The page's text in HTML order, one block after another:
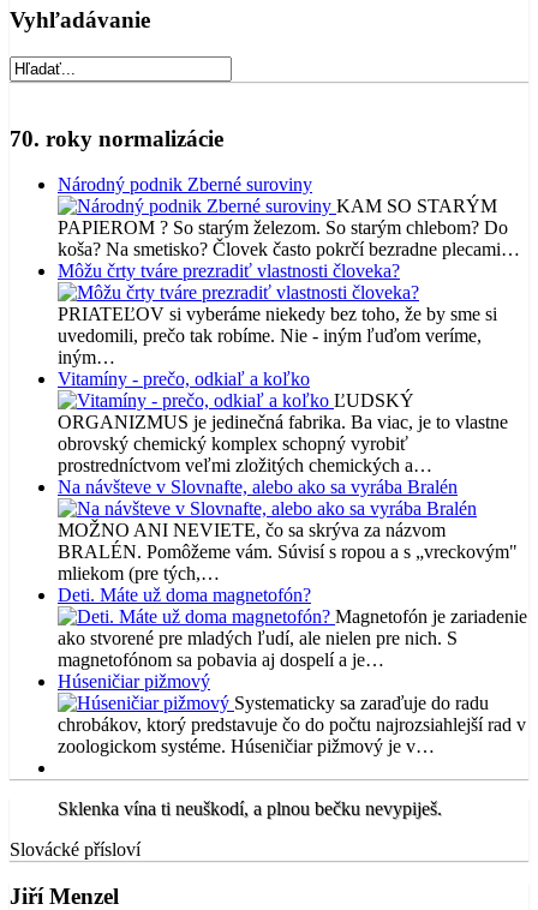
Vyhľadávanie
70. roky normalizácie
Národný podnik Zberné suroviny
KAM SO STARÝM
PAPIEROM ? So starým železom. So starým chlebom? Do
koša? Na smetisko? Človek často pokrčí bezradne plecami…
Môžu črty tváre prezradiť vlastnosti človeka?
PRIATEĽOV si vyberáme niekedy bez toho, že by sme si
uvedomili, prečo tak robíme. Nie - iným ľuďom veríme,
iným…
Vitamíny - prečo, odkiaľ a koľko
ĽUDSKÝ
ORGANIZMUS je jedinečná fabrika. Ba viac, je to vlastne
obrovský chemický komplex schopný vyrobiť
prostredníctvom veľmi zložitých chemických a…
Na návšteve v Slovnafte, alebo ako sa vyrába Bralén
MOŽNO ANI NEVIETE, čo sa skrýva za názvom
BRALÉN. Pomôžeme vám. Súvisí s ropou a s „vreckovým"
mliekom (pre tých,…
Deti. Máte už doma magnetofón?
Magnetofón je zariadenie
ako stvorené pre mladých ľudí, ale nielen pre nich. S
magnetofónom sa pobavia aj dospelí a je…
Húseničiar pižmový
Systematicky sa zaraďuje do radu
chrobákov, ktorý predstavuje čo do počtu najrozsiahlejší rad v
zoologickom systéme. Húseničiar pižmový je v…
Sklenka vína ti neuškodí, a plnou bečku nevypiješ.
Slovácké přísloví
Jiří Menzel